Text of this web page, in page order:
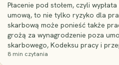
Płacenie pod stołem, czyli
umową, to nie tylko ryzyko dla
skarbową może ponieść także
grożą za wynagrodzenie poza
skarbowego, Kodeksu pracy i
8 min czytania